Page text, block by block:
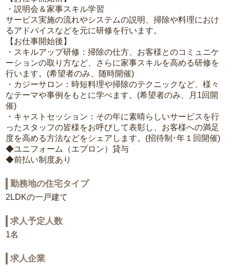
・説明会＆家事スキル学習
サービス実施の流れやシステムの説明、掃除や料理におけ
るアドバイスなどを元に研修を行います。
【お仕事開始後】
・スキルアップ研修：掃除の仕方、お客様とのコミュニケ
ーションの取り方など、さらに家事スキルを高める研修を
行います。(希望者のみ、随時開催)
・カジーサロン：時短料理や掃除のテクニックなど、様々
なテーマや事例をもとに学べます。(希望者のみ、月1回開
催)
・キャストセッション：その年に素晴らしいサービスを行
ったスタッフの皆様をお呼びして表彰し、お客様への満足
度を高める方法などをシェアします。(招待制･年１回開催)
◆ユニフォーム（エプロン）貸与
◆前払い制度あり
勤務地の住宅タイプ
2LDKの一戸建て
求人予定人数
1名
求人企業